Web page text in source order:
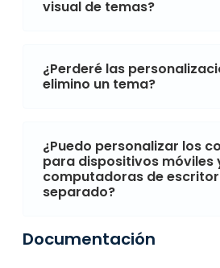
visual de temas?
¿Perderé las
elimino un tema?
¿Puedo personalizar los
para dispositivos móviles
computadoras de
separado?
Documentación